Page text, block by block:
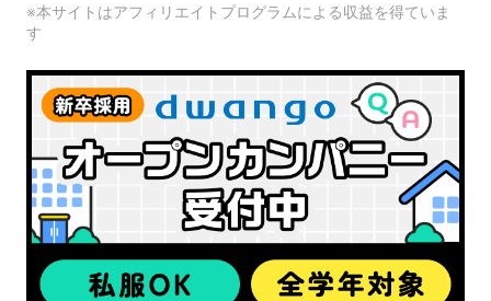
※本サイトはアフィリエイトプログラムによる収益を得ていま
す